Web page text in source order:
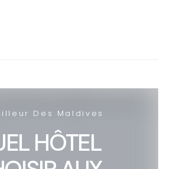
Des Maldives
HÔTEL